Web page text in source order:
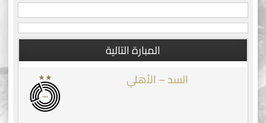
المبارة التالية
السد – الأهلي